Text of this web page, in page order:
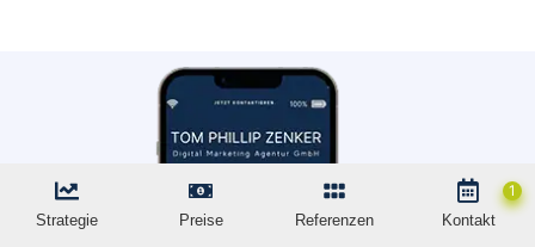
Strategie Preise Referenzen Kontakt